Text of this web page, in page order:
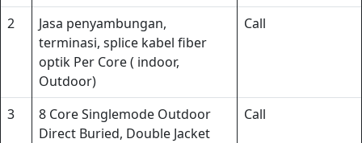
2
Jasa penyambungan,
terminasi, splice kabel fiber
optik Per Core ( indoor,
Outdoor)
Call
3
8 Core Singlemode Outdoor
Direct Buried, Double Jacket
Call